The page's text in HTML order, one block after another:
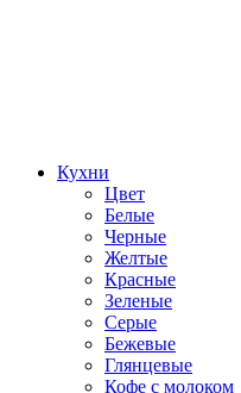
Кухни
Цвет
Белые
Черные
Желтые
Красные
Зеленые
Серые
Бежевые
Глянцевые
Кофе с молоком